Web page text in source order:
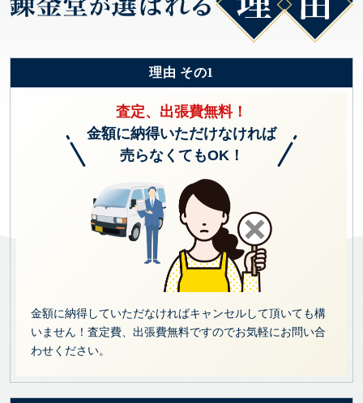
理由 その1
査定、出張費無料！
金額に納得いただけなければ
売らなくてもOK！
金額に納得していただなければキャンセルして頂いても構
いません！査定費、出張費無料ですのでお気軽にお問い合
わせください。